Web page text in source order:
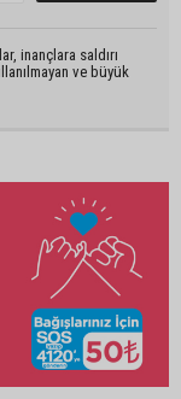
inançlara saldırı
ve büyük